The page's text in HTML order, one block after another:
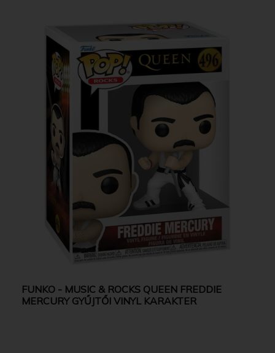
FUNKO - MUSIC & ROCKS QUEEN FREDDIE
MERCURY GYŰJTŐI VINYL KARAKTER